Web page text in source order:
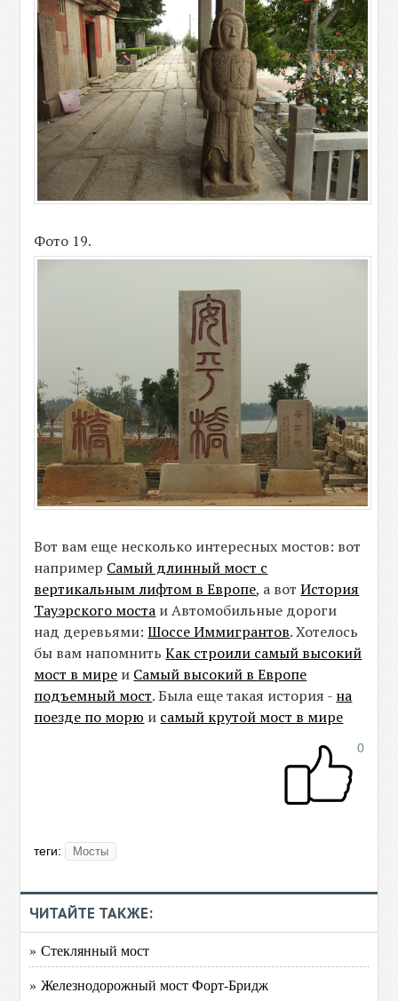
Фото 19.
Вот вам еще несколько интересных мостов: вот
например Самый длинный мост с
вертикальным лифтом в Европе, а вотИстория
Тауэрского моста и Автомобильные дороги
над деревьями: Шоссе Иммигрантов. Хотелось
бы вам напомнитьКак строили самый высокий
мост в мире и Самый высокий в Европе
подъемный мост. Была еще такая история - на
поезде по морю и самый крутой мост в мире
0
теги: Мосты
ЧИТАЙТЕ ТАКЖЕ:
» Стеклянный мост
» Железнодорожный мост Форт-Бридж